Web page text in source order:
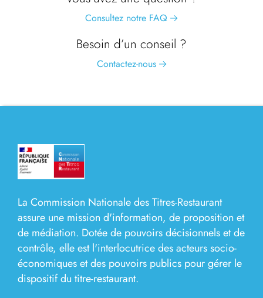
Consultez notre FAQ
Besoin d’un conseil ?
Contactez-nous
La Commission Nationale des Titres-Restaurant
assure une mission d'information, de proposition et
de médiation. Dotée de pouvoirs décisionnels et de
contrôle, elle est l'interlocutrice des acteurs socio-
économiques et des pouvoirs publics pour gérer le
dispositif du titre-restaurant.